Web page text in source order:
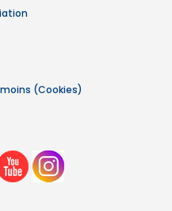
(Cookies)